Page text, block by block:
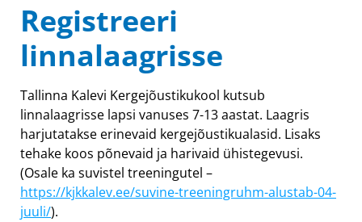
Registreeri
linnalaagrisse
Tallinna Kalevi Kergejõustikukool kutsub
linnalaagrisse lapsi vanuses 7-13 aastat. Laagris
harjutatakse erinevaid kergejõustikualasid. Lisaks
tehake koos põnevaid ja harivaid ühistegevusi.
(Osale ka suvistel treeningutel –
https://kjkkalev.ee/suvine-treeningruhm-alustab-04-
juuli/).